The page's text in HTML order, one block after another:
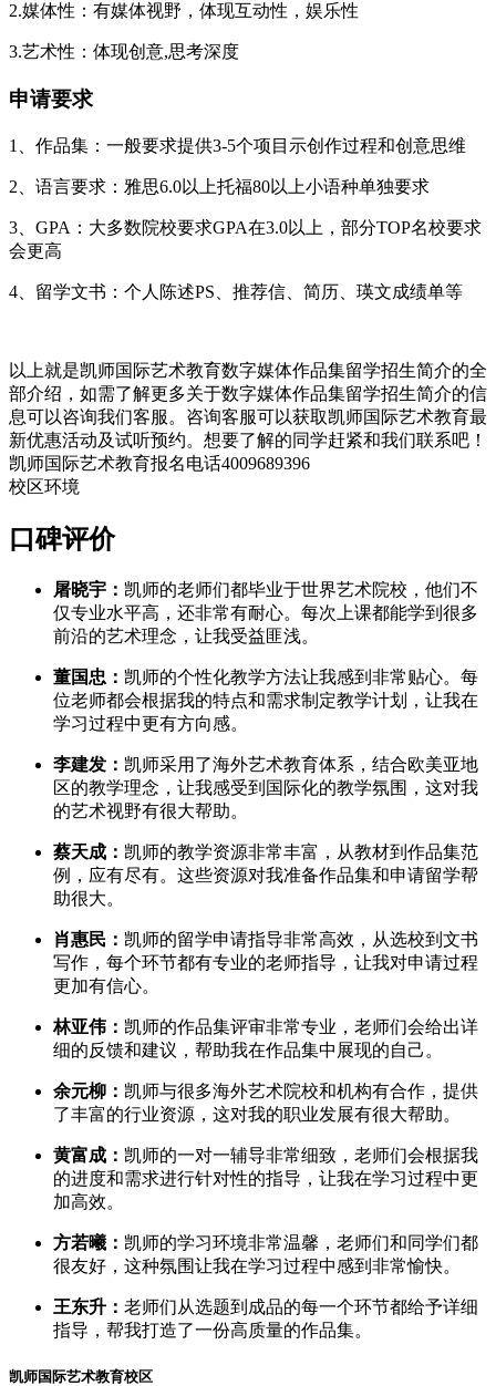
2.媒体性：有媒体视野，体现互动性，娱乐性
3.艺术性：体现创意,思考深度
申请要求
1、作品集：一般要求提供3-5个项目示创作过程和创意思维
2、语言要求：雅思6.0以上托福80以上小语种单独要求
3、GPA：大多数院校要求GPA在3.0以上，部分TOP名校要求
会更高
4、留学文书：个人陈述PS、推荐信、简历、瑛文成绩单等
以上就是凯师国际艺术教育数字媒体作品集留学招生简介的全
部介绍，如需了解更多关于数字媒体作品集留学招生简介的信
息可以咨询我们客服。咨询客服可以获取凯师国际艺术教育最
新优惠活动及试听预约。想要了解的同学赶紧和我们联系吧！
凯师国际艺术教育报名电话4009689396
校区环境
口碑评价
屠晓宇： 凯师的老师们都毕业于世界艺术院校，他们不
仅专业水平高，还非常有耐心。每次上课都能学到很多
前沿的艺术理念，让我受益匪浅。
董国忠： 凯师的个性化教学方法让我感到非常贴心。每
位老师都会根据我的特点和需求制定教学计划，让我在
学习过程中更有方向感。
李建发： 凯师采用了海外艺术教育体系，结合欧美亚地
区的教学理念，让我感受到国际化的教学氛围，这对我
的艺术视野有很大帮助。
蔡天成： 凯师的教学资源非常丰富，从教材到作品集范
例，应有尽有。这些资源对我准备作品集和申请留学帮
助很大。
肖惠民： 凯师的留学申请指导非常高效，从选校到文书
写作，每个环节都有专业的老师指导，让我对申请过程
更加有信心。
林亚伟： 凯师的作品集评审非常专业，老师们会给出详
细的反馈和建议，帮助我在作品集中展现的自己。
余元柳： 凯师与很多海外艺术院校和机构有合作，提供
了丰富的行业资源，这对我的职业发展有很大帮助。
黄富成： 凯师的一对一辅导非常细致，老师们会根据我
的进度和需求进行针对性的指导，让我在学习过程中更
加高效。
方若曦： 凯师的学习环境非常温馨，老师们和同学们都
很友好，这种氛围让我在学习过程中感到非常愉快。
王东升： 老师们从选题到成品的每一个环节都给予详细
指导，帮我打造了一份高质量的作品集。
凯师国际艺术教育校区